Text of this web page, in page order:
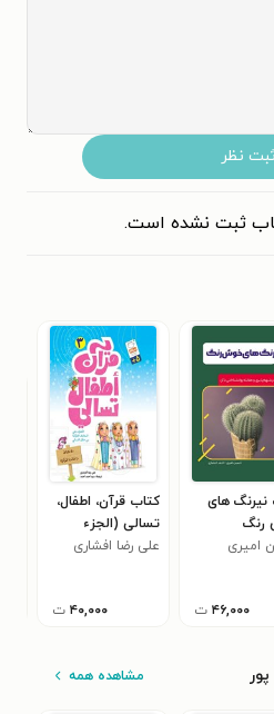
ثبت نظر
ثبت نشده است.
نیرنگ های
رنگ
امیری
۴۶,۰۰۰ ت
کتاب قرآن، اطفال،
تسالی (الجزء
الثالث)
علی رضا افشاری
۴۰,۰۰۰ ت
مشاهده همه